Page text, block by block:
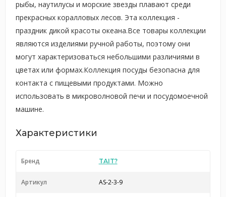
рыбы, наутилусы и морские звезды плавают среди
прекрасных коралловых лесов. Эта коллекция -
праздник дикой красоты океана.Все товары коллекции
являются изделиями ручной работы, поэтому они
могут характеризоваться небольшими различиями в
цветах или формах.Коллекция посуды безопасна для
контакта с пищевыми продуктами. Можно
использовать в микроволновой печи и посудомоечной
машине.
Характеристики
Бренд TAIT?
Артикул AS-2-3-9